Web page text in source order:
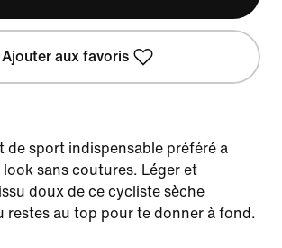
Ajouter aux favoris
de sport indispensable préféré a
sans coutures. Léger et
doux de ce cycliste sèche
restes au top pour te donner à fond.